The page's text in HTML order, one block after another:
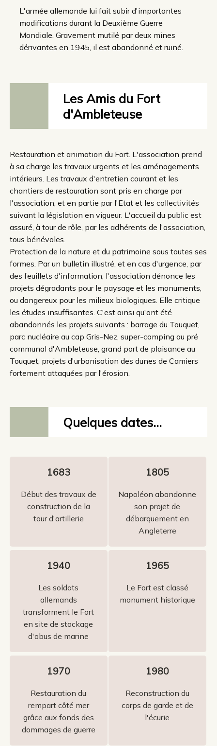
L'armée allemande lui fait subir d'importantes
modifications durant la Deuxième Guerre
Mondiale. Gravement mutilé par deux mines
dérivantes en 1945, il est abandonné et ruiné.
Les Amis du Fort
d'Ambleteuse
Restauration et animation du Fort. L'association prend
à sa charge les travaux urgents et les aménagements
intérieurs. Les travaux d'entretien courant et les
chantiers de restauration sont pris en charge par
l'association, et en partie par l'Etat et les collectivités
suivant la législation en vigueur. L'accueil du public est
assuré, à tour de rôle, par les adhérents de l'association,
tous bénévoles.
Protection de la nature et du patrimoine sous toutes ses
formes. Par un bulletin illustré, et en cas d'urgence, par
des feuillets d'information, l'association dénonce les
projets dégradants pour le paysage et les monuments,
ou dangereux pour les milieux biologiques. Elle critique
les études insuffisantes. C'est ainsi qu'ont été
abandonnés les projets suivants : barrage du Touquet,
parc nucléaire au cap Gris-Nez, super-camping au pré
communal d'Ambleteuse, grand port de plaisance au
Touquet, projets d'urbanisation des dunes de Camiers
fortement attaquées par l'érosion.
Quelques dates...
1683
Début des travaux de
construction de la
tour d'artillerie
1805
Napoléon abandonne
son projet de
débarquement en
Angleterre
1940
Les soldats
allemands
transforment le Fort
en site de stockage
d'obus de marine
1965
Le Fort est classé
monument historique
1970
Restauration du
rempart côté mer
grâce aux fonds des
dommages de guerre
1980
Reconstruction du
corps de garde et de
l'écurie